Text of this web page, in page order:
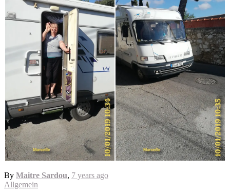
By Maitre Sardou, 7 years ago
Allgemein